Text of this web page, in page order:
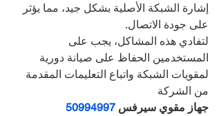
إشارة الشبكة الأصلية بشكل جيد، مما يؤثر
على جودة الاتصال.
لتفادي هذه المشاكل، يجب على
المستخدمين الحفاظ على صيانة دورية
لمقويات الشبكة واتباع التعليمات المقدمة
من الشركة
جهاز مقوي سيرفس 50994997